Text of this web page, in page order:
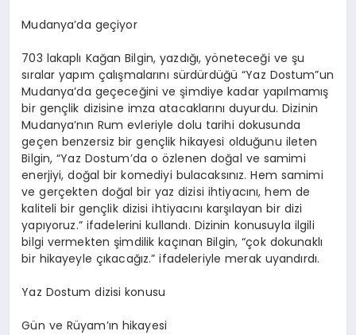
Mudanya’da geçiyor
703 lakaplı Kağan Bilgin, yazdığı, yöneteceği ve şu
sıralar yapım çalışmalarını sürdürdüğü “Yaz Dostum”un
Mudanya’da geçeceğini ve şimdiye kadar yapılmamış
bir gençlik dizisine imza atacaklarını duyurdu. Dizinin
Mudanya’nın Rum evleriyle dolu tarihi dokusunda
geçen benzersiz bir gençlik hikayesi olduğunu ileten
Bilgin, “Yaz Dostum’da o özlenen doğal ve samimi
enerjiyi, doğal bir komediyi bulacaksınız. Hem samimi
ve gerçekten doğal bir yaz dizisi ihtiyacını, hem de
kaliteli bir gençlik dizisi ihtiyacını karşılayan bir dizi
yapıyoruz.” ifadelerini kullandı. Dizinin konusuyla ilgili
bilgi vermekten şimdilik kaçınan Bilgin, “çok dokunaklı
bir hikayeyle çıkacağız.” ifadeleriyle merak uyandırdı.
Yaz Dostum dizisi konusu
Gün ve Rüyam’ın hikayesi